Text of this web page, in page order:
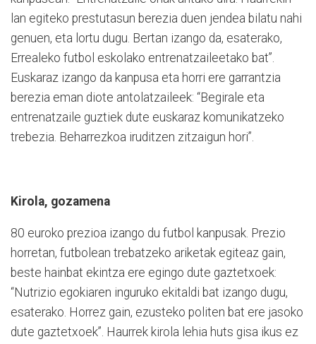
lan egiteko prestutasun berezia duen jendea bilatu nahi
genuen, eta lortu dugu. Bertan izango da, esaterako,
Errealeko futbol eskolako entrenatzaileetako bat”.
Euskaraz izango da kanpusa eta horri ere garrantzia
berezia eman diote antolatzaileek: “Begirale eta
entrenatzaile guztiek dute euskaraz komunikatzeko
trebezia. Beharrezkoa iruditzen zitzaigun hori”.
Kirola, gozamena
80 euroko prezioa izango du futbol kanpusak. Prezio
horretan, futbolean trebatzeko ariketak egiteaz gain,
beste hainbat ekintza ere egingo dute gaztetxoek:
“Nutrizio egokiaren inguruko ekitaldi bat izango dugu,
esaterako. Horrez gain, ezusteko politen bat ere jasoko
dute gaztetxoek”. Haurrek kirola lehia huts gisa ikus ez